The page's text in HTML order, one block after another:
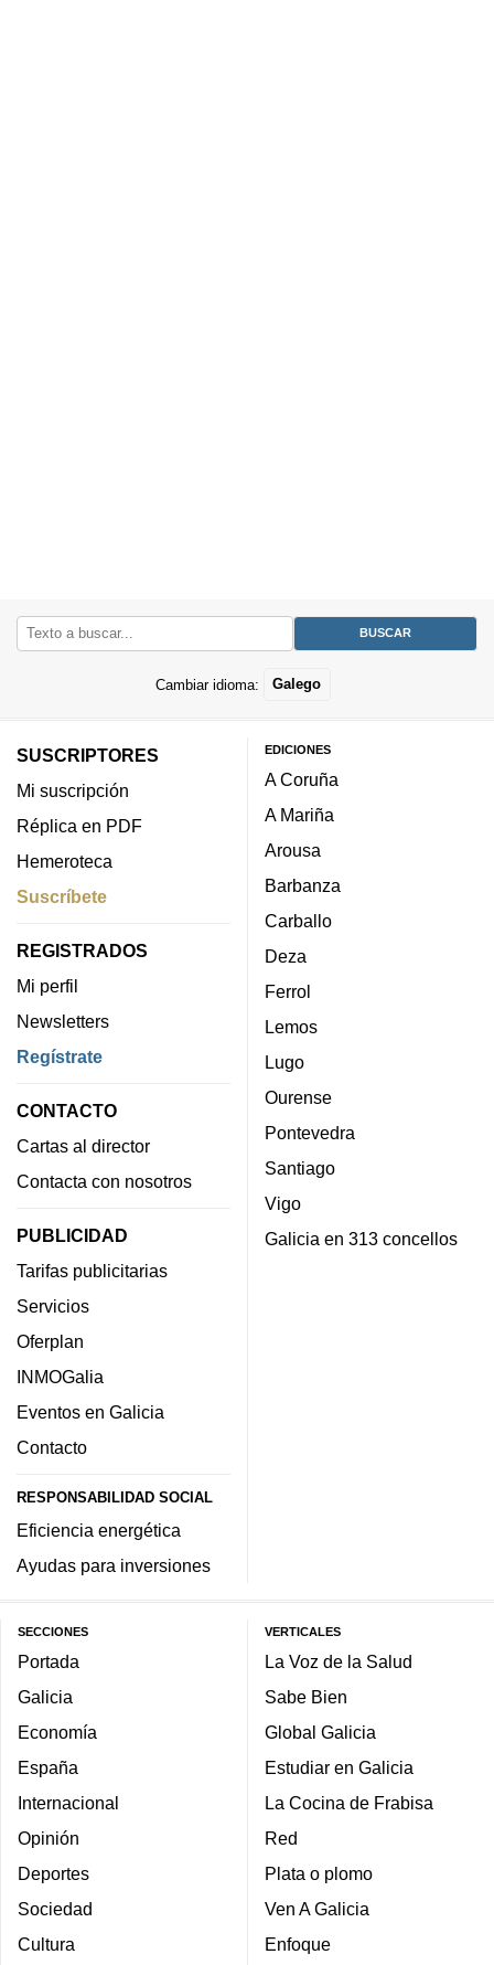
Cambiar idioma: Galego
SUSCRIPTORES
Mi suscripción
Réplica en PDF
Hemeroteca
Suscríbete
REGISTRADOS
Mi perfil
Newsletters
Regístrate
CONTACTO
Cartas al director
Contacta con nosotros
PUBLICIDAD
Tarifas publicitarias
Servicios
Oferplan
INMOGalia
Eventos en Galicia
Contacto
RESPONSABILIDAD SOCIAL
Eficiencia energética
Ayudas para inversiones
EDICIONES
A Coruña
A Mariña
Arousa
Barbanza
Carballo
Deza
Ferrol
Lemos
Lugo
Ourense
Pontevedra
Santiago
Vigo
Galicia en 313 concellos
SECCIONES
Portada
Galicia
Economía
España
Internacional
Opinión
Deportes
Sociedad
Cultura
VERTICALES
La Voz de la Salud
Sabe Bien
Global Galicia
Estudiar en Galicia
La Cocina de Frabisa
Red
Plata o plomo
Ven A Galicia
Enfoque